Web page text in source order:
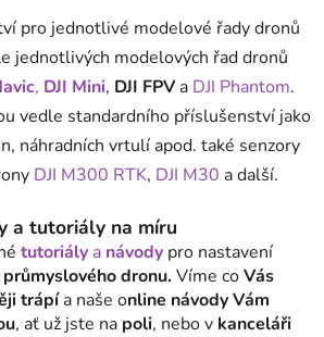
c
í
p
r
v
k
y
ý
p
i
s
u
n
í
pro jednotlivé modelové řady dronů
jednotlivých modelových řad dronů
, DJI Mini, DJI FPV a DJI Phantom.
vedle standardního příslušenství jako
náhradních vrtulí apod. také senzory
DJI M300 RTK, DJI M30 a další.
a tutoriály na míru
tutoriály a návody pro nastavení
dronu. Víme coVás
trápía naše online návody Vám
, ať už jste na poli, nebo v kanceláři